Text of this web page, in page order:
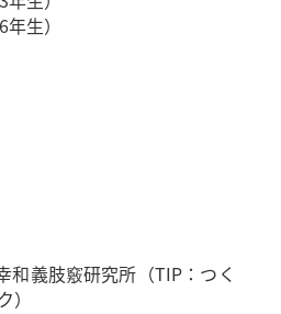
生）
和義肢竅研究所（TIP：つく